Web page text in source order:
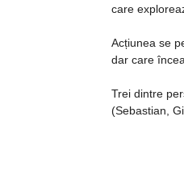
care
Acțiunea se
dar care
Trei dintre
(Sebastian,